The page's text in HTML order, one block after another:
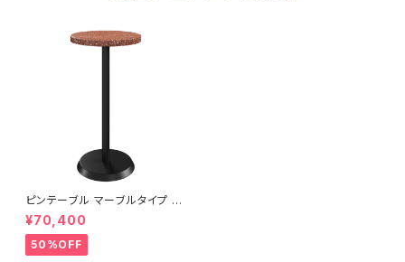
ピンテーブル マーブルタイプ T
C
¥70,400
50%OFF